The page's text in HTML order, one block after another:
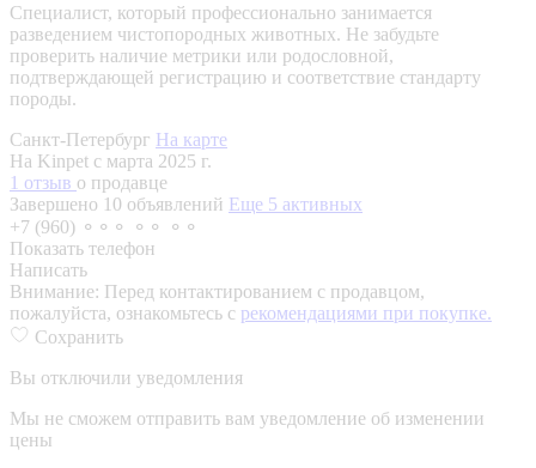
Специалист, который профессионально занимается
разведением чистопородных животных. Не забудьте
проверить наличие метрики или родословной,
подтверждающей регистрацию и соответствие стандарту
породы.
Санкт-Петербург На карте
На Kinpet c марта 2025 г.
1 отзыв о продавце
Завершено 10 объявлений Еще 5 активных
+7 (960) ⚬⚬⚬ ⚬⚬ ⚬⚬
Показать телефон
Написать
Внимание: Перед контактированием с продавцом,
пожалуйста, ознакомьтесь с рекомендациями при покупке.
Сохранить
Вы отключили уведомления
Мы не сможем отправить вам уведомление об изменении
цены